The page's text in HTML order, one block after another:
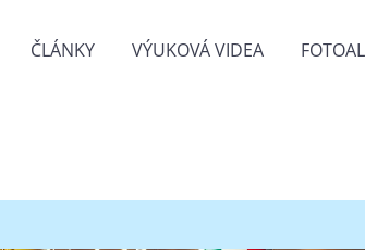
ČLÁNKY VÝUKOVÁ VIDEA